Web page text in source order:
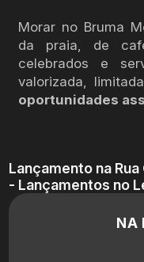
Morar no Bruma
da praia, de
celebrados e
valorizada,
oportunidades
Lançamento na
- Lançamentos no
NA